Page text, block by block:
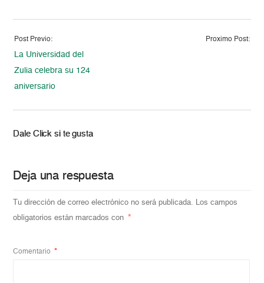
Post Previo:
La Universidad del
Zulia celebra su 124
aniversario
Proximo Post:
Dale Click si te gusta
Deja una respuesta
Tu dirección de correo electrónico no será publicada. Los campos
obligatorios están marcados con *
Comentario *